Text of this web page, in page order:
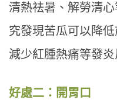
清熱祛暑、解勞清
究發現苦瓜可以降
減少紅腫熱痛等發炎
好處二：開胃口